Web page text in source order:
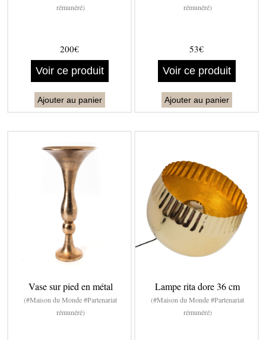
rémunéré)
200€
Voir ce produit
Ajouter au panier
rémunéré)
53€
Voir ce produit
Ajouter au panier
Vase sur pied en métal
(#Maison du Monde #Partenariat
rémunéré)
Lampe rita dore 36 cm
(#Maison du Monde #Partenariat
rémunéré)